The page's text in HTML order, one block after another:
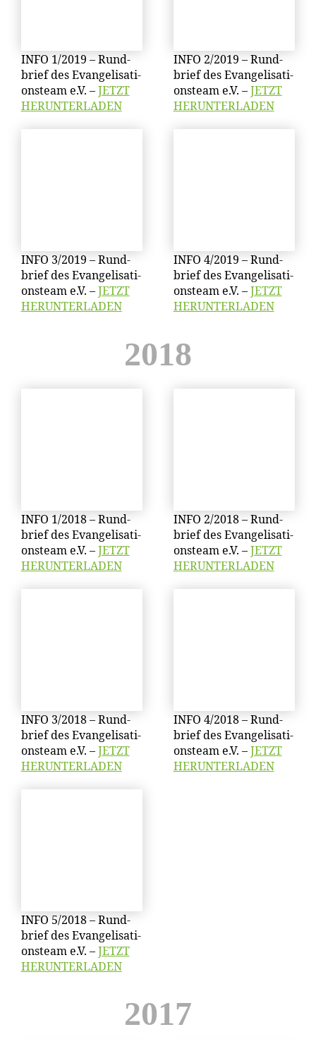
INFO 1/​2019 – Rund­
brief des Evan­ge­li­sa­ti­
ons­team e.V. –JETZT
HERUNTERLADEN
INFO 2/​2019 – Rund­
brief des Evan­ge­li­sa­ti­
ons­team e.V. –JETZT
HERUNTERLADEN
INFO 3/​2019 – Rund­
brief des Evan­ge­li­sa­ti­
ons­team e.V. –JETZT
HERUNTERLADEN
INFO 4/​2019 – Rund­
brief des Evan­ge­li­sa­ti­
ons­team e.V. –JETZT
HERUNTERLADEN
2018
INFO 1/​2018 – Rund­
brief des Evan­ge­li­sa­ti­
ons­team e.V. –JETZT
HERUNTERLADEN
INFO 2/​2018 – Rund­
brief des Evan­ge­li­sa­ti­
ons­team e.V. –JETZT
HERUNTERLADEN
INFO 3/​2018 – Rund­
brief des Evan­ge­li­sa­ti­
ons­team e.V. –JETZT
HERUNTERLADEN
INFO 4/​2018 – Rund­
brief des Evan­ge­li­sa­ti­
ons­team e.V. –JETZT
HERUNTERLADEN
INFO 5/​2018 – Rund­
brief des Evan­ge­li­sa­ti­
ons­team e.V. –JETZT
HERUNTERLADEN
2017